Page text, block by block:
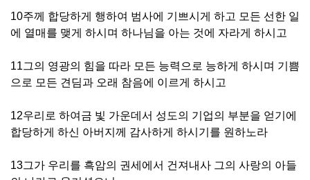
10주께 합당하게 행하여 범사에 기쁘시게 하고 모든 선한 일
에 열매를 맺게 하시며 하나님을 아는 것에 자라게 하시고
11그의 영광의 힘을 따라 모든 능력으로 능하게 하시며 기쁨
으로 모든 견딤과 오래 참음에 이르게 하시고
12우리로 하여금 빛 가운데서 성도의 기업의 부분을 얻기에
합당하게 하신 아버지께 감사하게 하시기를 원하노라
13그가 우리를 흑암의 권세에서 건져내사 그의 사랑의 아들